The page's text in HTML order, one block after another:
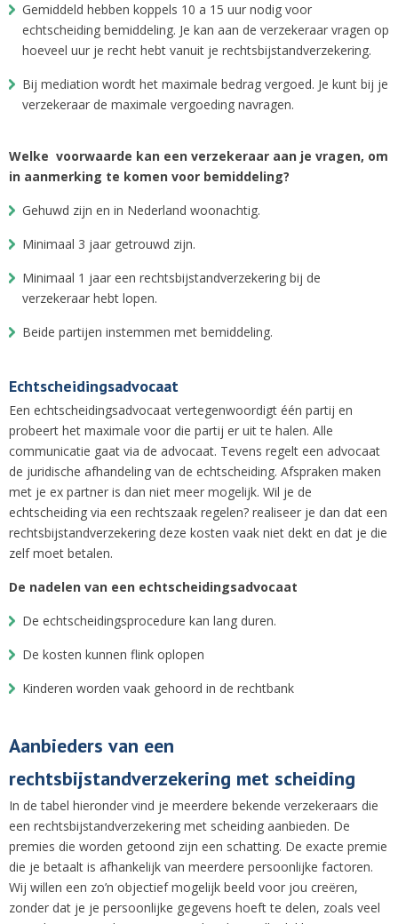
Gemiddeld hebben koppels 10 a 15 uur nodig voor
echtscheiding bemiddeling. Je kan aan de verzekeraar vragen op
hoeveel uur je recht hebt vanuit je rechtsbijstandverzekering.
Bij mediation wordt het maximale bedrag vergoed. Je kunt bij je
verzekeraar de maximale vergoeding navragen.
Welke voorwaarde kan een verzekeraar aan je vragen, om
in aanmerking te komen voor bemiddeling?
Gehuwd zijn en in Nederland woonachtig.
Minimaal 3 jaar getrouwd zijn.
Minimaal 1 jaar een rechtsbijstandverzekering bij de
verzekeraar hebt lopen.
Beide partijen instemmen met bemiddeling.
Echtscheidingsadvocaat
Een echtscheidingsadvocaat vertegenwoordigt één partij en
probeert het maximale voor die partij er uit te halen. Alle
communicatie gaat via de advocaat. Tevens regelt een advocaat
de juridische afhandeling van de echtscheiding. Afspraken maken
met je ex partner is dan niet meer mogelijk. Wil je de
echtscheiding via een rechtszaak regelen? realiseer je dan dat een
rechtsbijstandverzekering deze kosten vaak niet dekt en dat je die
zelf moet betalen.
De nadelen van een echtscheidingsadvocaat
De echtscheidingsprocedure kan lang duren.
De kosten kunnen flink oplopen
Kinderen worden vaak gehoord in de rechtbank
Aanbieders van een
rechtsbijstandverzekering met scheiding
In de tabel hieronder vind je meerdere bekende verzekeraars die
een rechtsbijstandverzekering met scheiding aanbieden. De
premies die worden getoond zijn een schatting. De exacte premie
die je betaalt is afhankelijk van meerdere persoonlijke factoren.
Wij willen een zo’n objectief mogelijk beeld voor jou creëren,
zonder dat je je persoonlijke gegevens hoeft te delen, zoals veel